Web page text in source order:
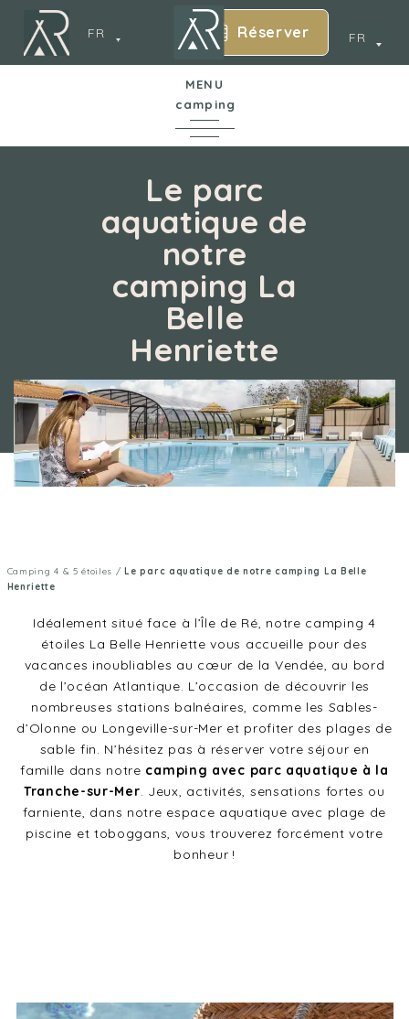
FR
FR Réserver
MENU
camping
Le camping
Parc aquatique
Hébergements
Services
Le parc
aquatique de
notre
camping La
Belle
Henriette
Camping 4 & 5 étoiles /Le parc aquatique de notre camping La Belle
Henriette
Idéalement situé face à l’Île de Ré, notre camping 4
étoiles La Belle Henriette vous accueille pour des
vacances inoubliables au cœur de la Vendée, au bord
de l’océan Atlantique. L’occasion de découvrir les
nombreuses stations balnéaires, comme les Sables-
d’Olonne ou Longeville-sur-Mer et profiter des plages de
sable fin. N’hésitez pas à réserver votre séjour en
famille dans notre camping avec parc aquatique à la
Tranche-sur-Mer. Jeux, activités, sensations fortes ou
farniente, dans notre espace aquatique avec plage de
piscine et toboggans, vous trouverez forcément votre
bonheur !